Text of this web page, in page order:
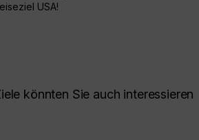
USA!
könnten Sie auch interessieren